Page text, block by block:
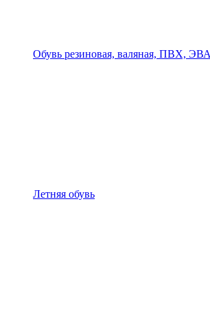
Обувь резиновая, валяная, ПВХ, ЭВА
Летняя обувь